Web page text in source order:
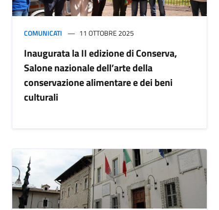
COMUNICATI 11 OTTOBRE 2025
Inaugurata la II edizione di Conserva,
Salone nazionale dell’arte della
conservazione alimentare e dei beni
culturali